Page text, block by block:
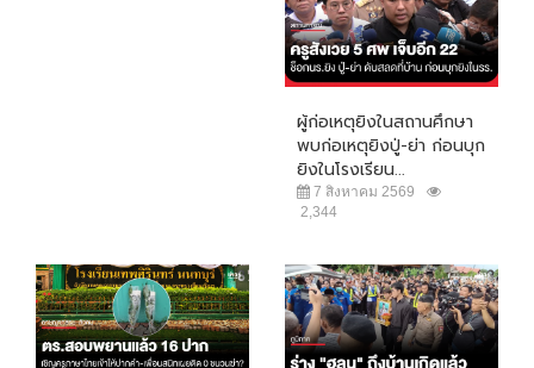
ผู้ก่อเหตุยิงในสถานศึกษา
พบก่อเหตุยิงปู่-ย่า ก่อนบุก
ยิงในโรงเรียน...
7 สิงหาคม 2569
2,344